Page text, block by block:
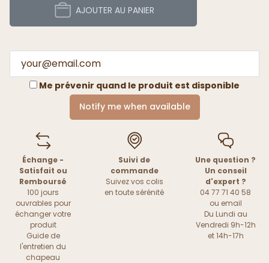
AJOUTER AU PANIER
Me prévenir quand le produit est disponible
Notify me when available
Échange -
Satisfait ou
Remboursé
100 jours
ouvrables pour
échanger votre
produit
Guide de
l'entretien du
chapeau
Suivi de
commande
Suivez vos colis
en toute sérénité
Une question ?
Un conseil
d'expert ?
04 77 71 40 58
ou email
Du Lundi au
Vendredi 9h-12h
et 14h-17h